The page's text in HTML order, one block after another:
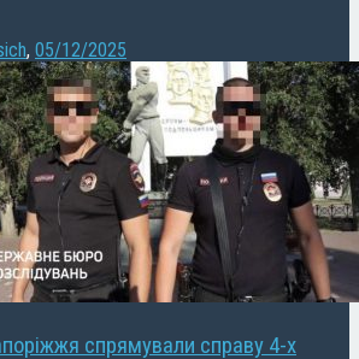
, 05/12/2025
спрямували справу 4-х